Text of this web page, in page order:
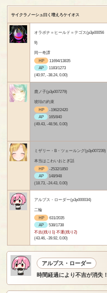
サイクラノーシュ曰く増えろケイオス
オラボナ＝ヒールド＝テゴス(p3p00056
9)
同一奇譚
HP
11694/13835
AP
1183/1273
(40.97, -38.24, 0.00)
鹿ノ子(p3p007279)
琥珀の約束
HP
-1962/2420
AP
165/840
(49.43, -48.56, 0.00)
ミザリー・B・ツェールング(p3p007239)
本当はこわいおとぎ話
HP
-2532/1850
AP
148/948
(18.73, -24.43, 0.00)
アルプス・ローダー(p3p000034)
二輪
HP
631/2035
AP
538/1738
不吉(残り1) 不運(残り2)
(43.46, -39.92, 0.00)
アルプス・ローダー
時間経過により不吉が消失！